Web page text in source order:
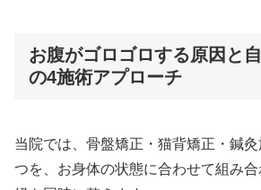
お腹がゴロゴロする原因と
の4施術アプローチ
当院では、骨盤矯正・猫背矯正・鍼
つを、お身体の状態に合わせて組み